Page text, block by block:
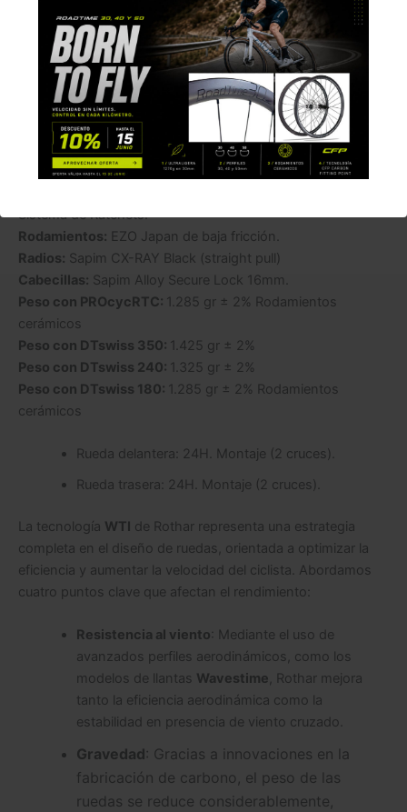
optimizando la rodadura. El bujeHurricane RTC con
sistema de Ratchets
aumenta durabilidad y reduce fricción.
Formato: Cubierta Full Carbon Tubeless Ready.
Perfil:35mm.
Ancho int/ext:22/29mm.
Tipo: Symetric System waves hookless.
Pista de frenado:Freno de disco (sin pista de frenado).
Sistema de Ratchets.
Rodamientos: EZO Japan de baja fricción.
Radios: Sapim CX-RAY Black (straight pull)
Cabecillas: Sapim Alloy Secure Lock 16mm.
Peso con PROcycRTC: 1.285 gr ± 2% Rodamientos
cerámicos
Peso con DTswiss 350: 1.425 gr ± 2%
Peso con DTswiss 240: 1.325 gr ± 2%
Peso con DTswiss 180: 1.285 gr ± 2% Rodamientos
cerámicos
Rueda delantera: 24H. Montaje (2 cruces).
Rueda trasera: 24H. Montaje (2 cruces).
La tecnología WTI de Rothar representa una estrategia
completa en el diseño de ruedas, orientada a optimizar la
eficiencia y aumentar la velocidad del ciclista. Abordamos
cuatro puntos clave que afectan el rendimiento:
Resistencia al viento: Mediante el uso de
avanzados perfiles aerodinámicos, como los
modelos de llantas Wavestime , Rothar mejora
tanto la eficiencia aerodinámica como la
estabilidad en presencia de viento cruzado.
Gravedad: Gracias a innovaciones en la
fabricación de carbono, el peso de las
ruedas se reduce considerablemente,